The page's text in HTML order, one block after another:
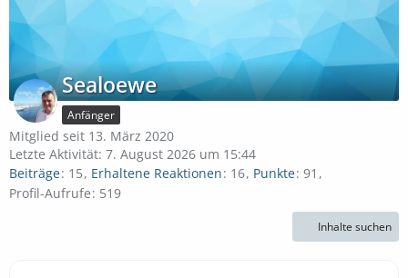
Sealoewe
Anfänger
Mitglied seit 13. März 2020
Letzte Aktivität: 7. August 2026 um 15:44
Beiträge 15 Erhaltene Reaktionen 16 Punkte 91
Profil-Aufrufe 519
Inhalte suchen